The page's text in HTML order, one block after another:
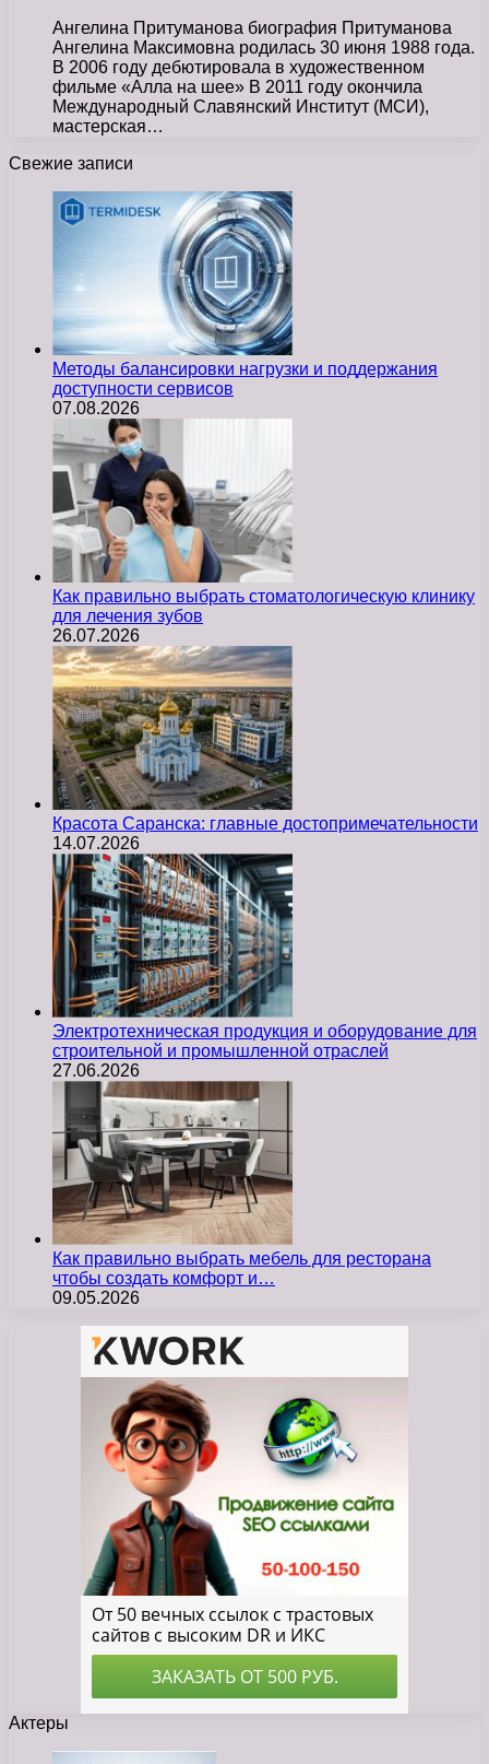
Ангелина Притуманова биография Притуманова
Ангелина Максимовна родилась 30 июня 1988 года.
В 2006 году дебютировала в художественном
фильме «Алла на шее» В 2011 году окончила
Международный Славянский Институт (МСИ),
мастерская…
Свежие записи
Методы балансировки нагрузки и поддержания
доступности сервисов
07.08.2026
Как правильно выбрать стоматологическую клинику
для лечения зубов
26.07.2026
Красота Саранска: главные достопримечательности
14.07.2026
Электротехническая продукция и оборудование для
строительной и промышленной отраслей
27.06.2026
Как правильно выбрать мебель для ресторана
чтобы создать комфорт и…
09.05.2026
Актеры